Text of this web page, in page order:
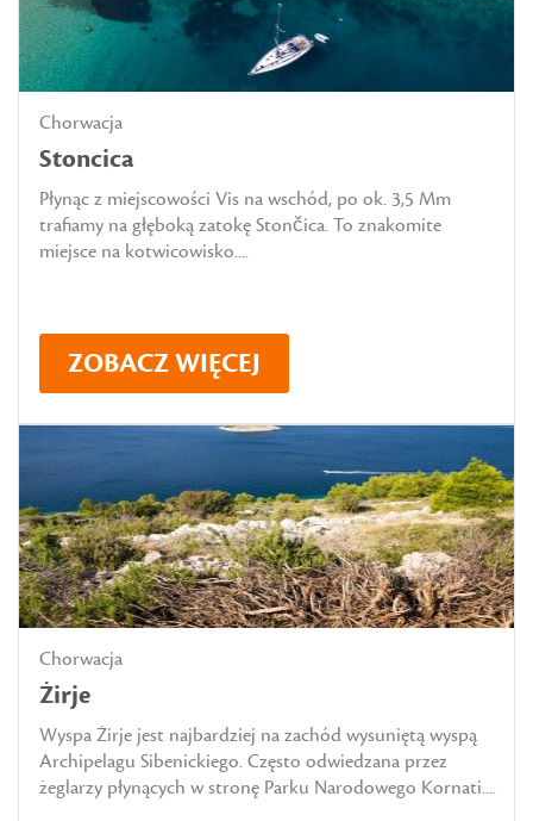
Chorwacja
Stoncica
Płynąc z miejscowości Vis na wschód, po ok. 3,5 Mm
trafiamy na głęboką zatokę Stončica. To znakomite
miejsce na kotwicowisko....
ZOBACZ WIĘCEJ
Chorwacja
Żirje
Wyspa Żirje jest najbardziej na zachód wysuniętą wyspą
Archipelagu Sibenickiego. Często odwiedzana przez
żeglarzy płynących w stronę Parku Narodowego Kornati....